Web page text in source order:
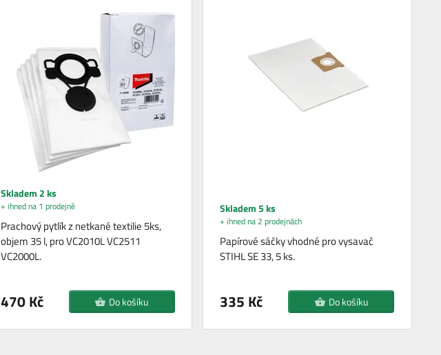
Skladem 2 ks
+ ihned na 1 prodejně
Prachový pytlík z netkané textilie 5ks,
objem 35 l, pro VC2010L VC2511
VC2000L.
470 Kč Do košíku
Skladem 5 ks
+ ihned na 2 prodejnách
Papírové sáčky vhodné pro vysavač
STIHL SE 33, 5 ks.
335 Kč Do košíku